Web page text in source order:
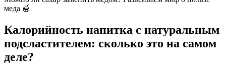
меда 🍯
Калорийность напитка с натуральным
подсластителем: сколько это на самом
деле?